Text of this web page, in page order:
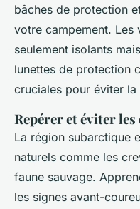
bâches de protection
votre campement. Les
seulement isolants
lunettes de protection
cruciales pour éviter
Repérer et éviter
La région subarctique
naturels comme les
faune sauvage.
les signes avant-